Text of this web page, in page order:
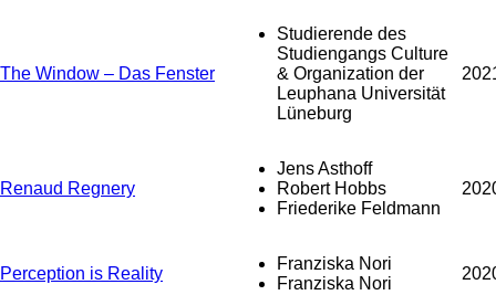
The Window – Das Fenster
Studierende des
Studiengangs Culture
& Organization der
Leuphana Universität
Lüneburg
Renaud Regnery
Jens Asthoff
Robert Hobbs
Friederike Feldmann
Perception is Reality
Franziska Nori
Franziska Nori